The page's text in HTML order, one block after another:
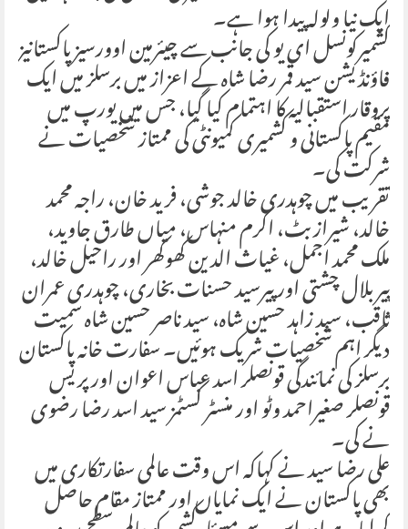
ایک نیا ولولہ پیدا ہوا ہے۔
کشمیرکونسل ای یو کی جانب سے چیئرمین اوورسیز پاکستانیز
فاؤنڈیشن سید قمر رضا شاہ کے اعزاز میں برسلز میں ایک
پروقار استقبالیہ کا اہتمام کیا گیا، جس میں یورپ میں
مقیم پاکستانی و کشمیری کمیونٹی کی ممتاز شخصیات نے
شرکت کی۔
تقریب میں چوہدری خالد جوشی، فرید خان، راجہ محمد
خالد، شیراز بٹ، اکرم منہاس، میاں طارق جاوید،
ملک محمد اجمل، غیاث الدین کھوکھر اور راحیل خالد،
پیر بلال چشتی اور پیرسید حسنات بخاری، چوہدری عمران
ثاقب، سید زاہد حسین شاہ، سید ناصر حسین شاہ سمیت
دیگر اہم شخصیات شریک ہوئیں۔ سفارت خانہ پاکستان
برسلز کی نمائندگی قونصلر اسد عباس اعوان اور پریس
قونصلر صغیراحمد وٹو اور منسٹر کسٹمز سید اسد رضا رضوی
نے کی۔
علی رضا سید نے کہاکہ اس وقت عالمی سفارتکاری میں
بھی پاکستان نے ایک نمایاں اور ممتاز مقام حاصل